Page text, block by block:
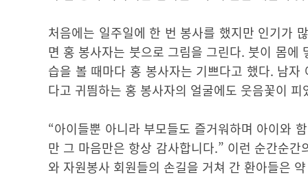
처음에는 일주일에 한 번 봉사를 했지만 인기가
면 홍 봉사자는 붓으로 그림을 그린다. 붓이 몸
습을 볼 때마다 홍 봉사자는 기쁘다고 했다. 남
다고 귀띔하는 홍 봉사자의 얼굴에도 웃음꽃이 피
“아이들뿐 아니라 부모들도 즐거워하며 아이와
만 그 마음만은 항상 감사합니다.” 이런 순간순
와 자원봉사 회원들의 손길을 거쳐 간 환아들은